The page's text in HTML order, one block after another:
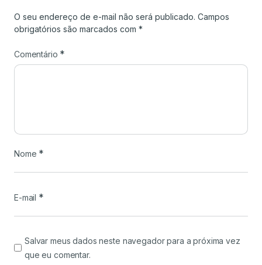
O seu endereço de e-mail não será publicado. Campos
obrigatórios são marcados com *
Comentário *
Nome *
E-mail *
Salvar meus dados neste navegador para a próxima vez
que eu comentar.